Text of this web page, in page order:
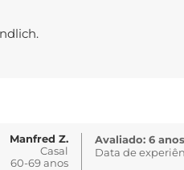
Manfred Z.
Casal
60-69 anos
Avaliado: 6
Data de